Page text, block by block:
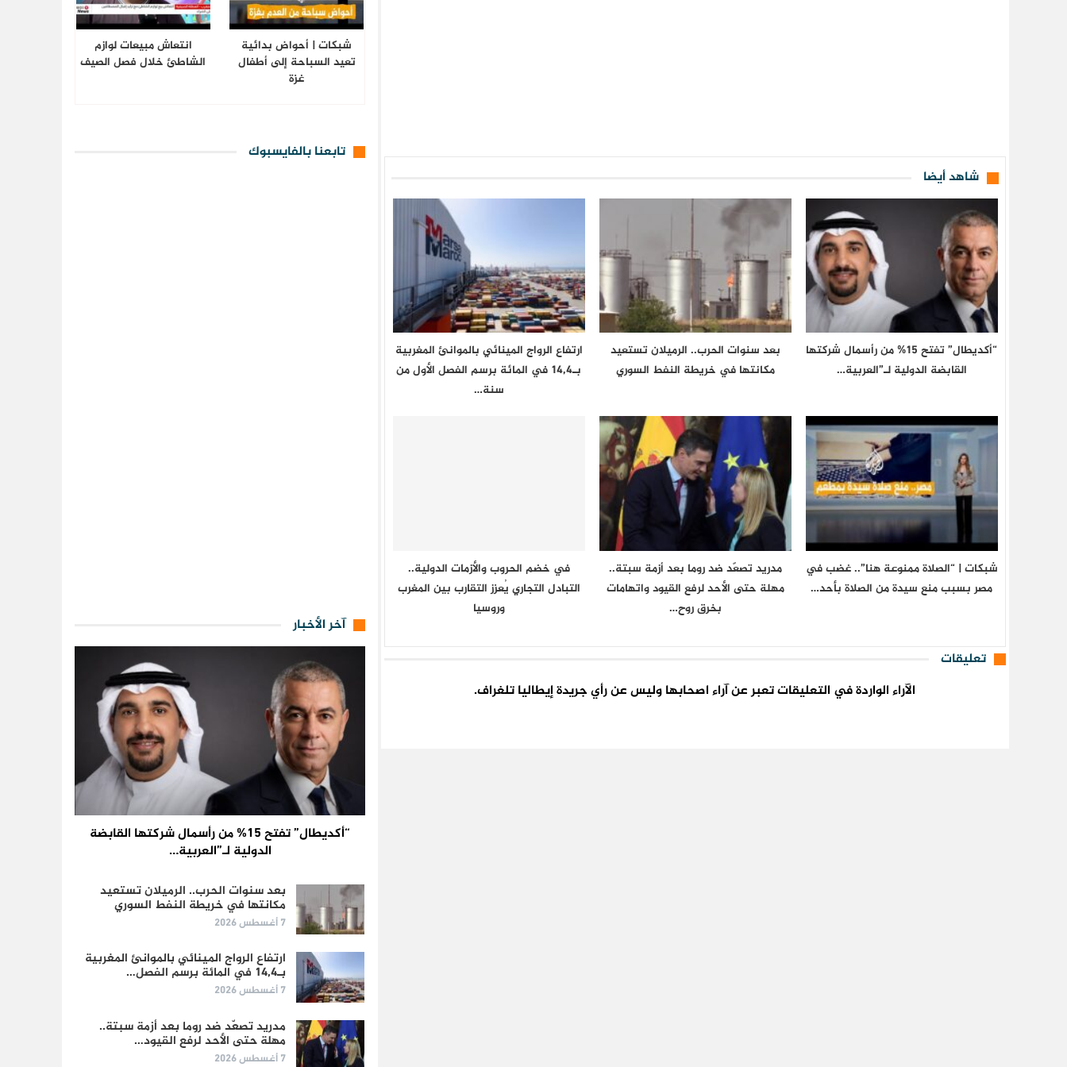
شاهد أيضا
“أكديطال” تفتح 15% من رأسمال شركتها
القابضة الدولية لـ”العربية…
بعد سنوات الحرب.. الرميلان تستعيد
مكانتها في خريطة النفط السوري
ارتفاع الرواج المينائي بالموانئ المغربية
بـ14,4 في المائة برسم الفصل الأول من
سنة…
شبكات | “الصلاة ممنوعة هنا”.. غضب في
مصر بسبب منع سيدة من الصلاة بأحد…
مدريد تصعّد ضد روما بعد أزمة سبتة..
مهلة حتى الأحد لرفع القيود واتهامات
بخرق روح…
في خضم الحروب والأزمات الدولية..
التبادل التجاري يُعزز التقارب بين المغرب
وروسيا
تعليقات
الآراء الواردة في التعليقات تعبر عن آراء اصحابها وليس عن رأي جريدة إيطاليا تلغراف.
شبكات | أحواض بدائية
تعيد السباحة إلى أطفال
غزة
انتعاش مبيعات لوازم
الشاطئ خلال فصل الصيف
تابعنا بالفايسبوك
آخر الأخبار
“أكديطال” تفتح 15% من رأسمال شركتها القابضة
الدولية لـ”العربية…
بعد سنوات الحرب.. الرميلان تستعيد
مكانتها في خريطة النفط السوري
7 أغسطس 2026
ارتفاع الرواج المينائي بالموانئ المغربية
بـ14,4 في المائة برسم الفصل…
7 أغسطس 2026
مدريد تصعّد ضد روما بعد أزمة سبتة..
مهلة حتى الأحد لرفع القيود…
7 أغسطس 2026